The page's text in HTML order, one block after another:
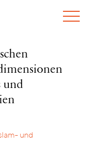
WIE WIR ARBEITEN
BEI CLAIM
WAS WIR TUN
und
und